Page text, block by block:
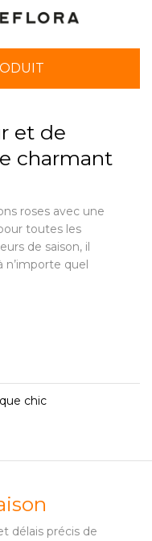
et de
charmant
roses avec une
toutes les
de saison, il
n’importe quel
chic
délais précis de